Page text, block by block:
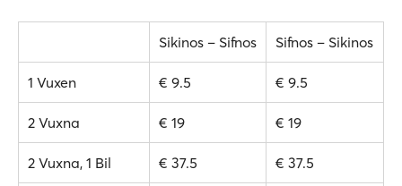
Sikinos – Sifnos Sifnos – Sikinos
1 Vuxen € 9.5 € 9.5
2 Vuxna € 19 € 19
2 Vuxna, 1 Bil € 37.5 € 37.5